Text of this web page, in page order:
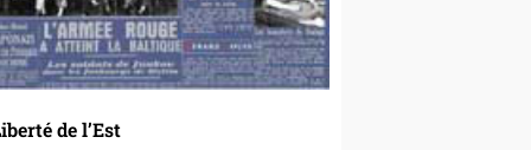
de l’Est